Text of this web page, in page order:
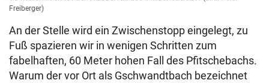
Freiberger)
An der Stelle wird ein Zwischenstopp eingelegt, zu
Fuß spazieren wir in wenigen Schritten zum
fabelhaften, 60 Meter hohen Fall des Pfitschebachs.
Warum der vor Ort als Gschwandtbach bezeichnet